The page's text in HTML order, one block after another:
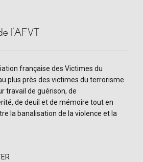
l’AFVT
française des Victimes du
plus près des victimes du terrorisme
travail de guérison, de
de deuil et de mémoire tout en
la banalisation de la violence et la